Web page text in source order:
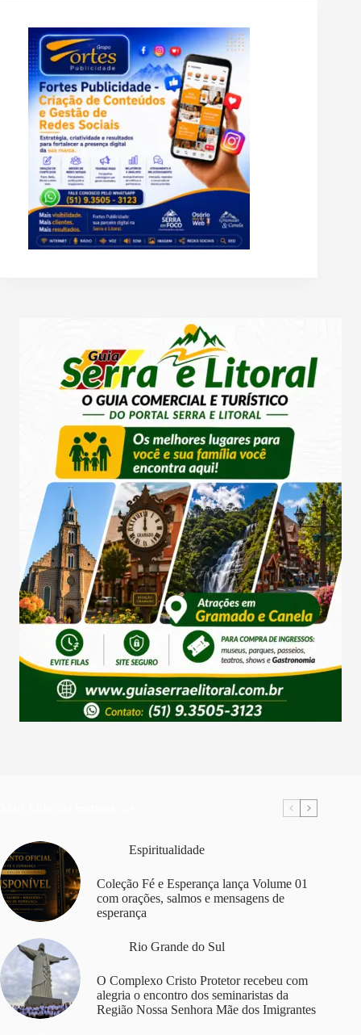
Espiritualidade
Coleção Fé e Esperança lança Volume 01
com orações, salmos e mensagens de
esperança
Rio Grande do Sul
O Complexo Cristo Protetor recebeu com
alegria o encontro dos seminaristas da
Região Nossa Senhora Mãe dos Imigrantes